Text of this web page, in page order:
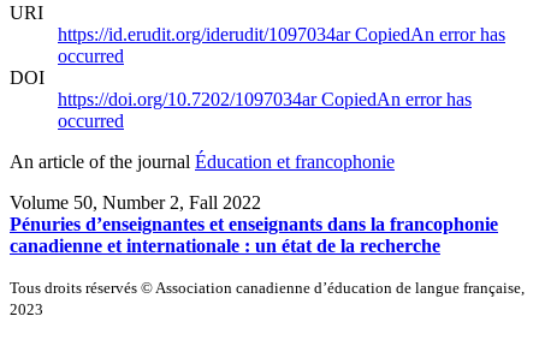
URI
https://id.erudit.org/iderudit/1097034arCopiedAn error has
occurred
DOI
https://doi.org/10.7202/1097034arCopiedAn error has
occurred
An article of the journal Éducation et francophonie
Volume 50, Number 2, Fall 2022
Pénuries d’enseignantes et enseignants dans la francophonie
canadienne et internationale : un état de la recherche
Tous droits réservés © Association canadienne d’éducation de langue française,
2023